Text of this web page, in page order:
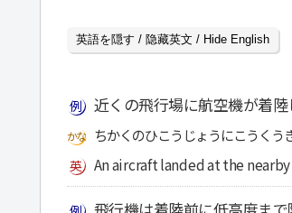
英語を隠す / 隐藏英文 / Hide English
近くの飛行場に航空機が着陸
ちかくのひこうじょうにこうくう
An aircraft landed at the